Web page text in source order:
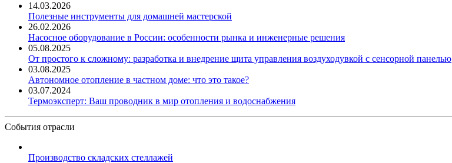
14.03.2026
Полезные инструменты для домашней мастерской
26.02.2026
Насосное оборудование в России: особенности рынка и инженерные решения
05.08.2025
От простого к сложному: разработка и внедрение щита управления воздуходувкой с сенсорной панелью
03.08.2025
Автономное отопление в частном доме: что это такое?
03.07.2024
Термоэксперт: Ваш проводник в мир отопления и водоснабжения
События отрасли
Производство складских стеллажей